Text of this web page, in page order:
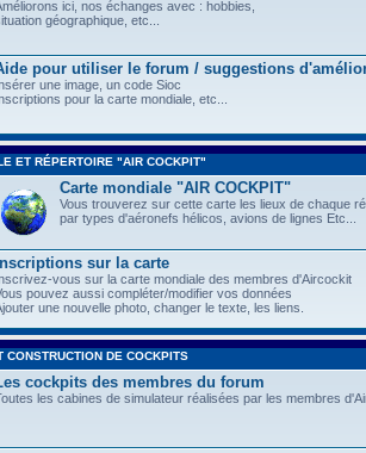
ici, nos échanges avec : hobbies,
géographique, etc...
pour utiliser le forum / suggestions
une image, un code Sioc
pour la carte mondiale, etc...
ET RÉPERTOIRE "AIR COCKPIT"
Carte mondiale "AIR COCKPIT"
Vous trouverez sur cette carte les lieux de chaque
par types d'aéronefs hélicos, avions de lignes Etc...
sur la carte
vous sur la carte mondiale des membres d'Aircockit
pouvez aussi compléter/modifier vos données
une nouvelle photo, changer le texte, les liens.
CONSTRUCTION DE COCKPITS
cockpits des membres du forum
les cabines de simulateur réalisées par les membres